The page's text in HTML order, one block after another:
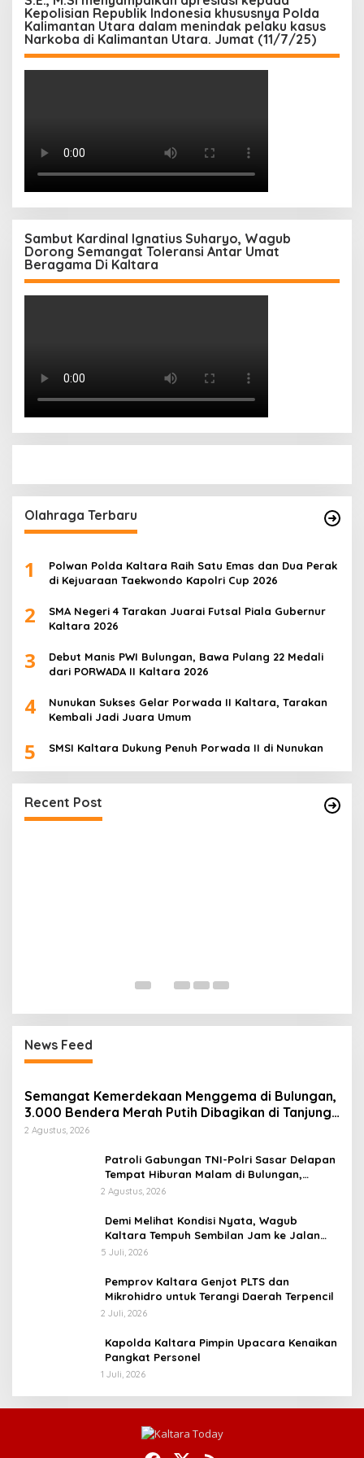
Kepolisian Republik Indonesia khususnya Polda
Kalimantan Utara dalam menindak pelaku kasus
Narkoba di Kalimantan Utara. Jumat (11/7/25)
Sambut Kardinal Ignatius Suharyo, Wagub
Dorong Semangat Toleransi Antar Umat
Beragama Di Kaltara
Olahraga Terbaru
1
Polwan Polda Kaltara Raih Satu Emas dan Dua Perak
di Kejuaraan Taekwondo Kapolri Cup 2026
2
SMA Negeri 4 Tarakan Juarai Futsal Piala Gubernur
Kaltara 2026
3
Debut Manis PWI Bulungan, Bawa Pulang 22 Medali
dari PORWADA II Kaltara 2026
4
Nunukan Sukses Gelar Porwada II Kaltara, Tarakan
Kembali Jadi Juara Umum
5 SMSI Kaltara Dukung Penuh Porwada II di Nunukan
Recent Post
Polisi Selidiki Penyebab Kebakaran
Bulungan
News Feed
Semangat Kemerdekaan Menggema di Bulungan,
3.000 Bendera Merah Putih Dibagikan di Tanjung
Palas
2 Agustus, 2026
Patroli Gabungan TNI-Polri Sasar Delapan
Tempat Hiburan Malam di Bulungan,
Situasi Kondusif
2 Agustus, 2026
Demi Melihat Kondisi Nyata, Wagub
Kaltara Tempuh Sembilan Jam ke Jalan
Perbatasan dari Mahulu
5 Juli, 2026
Pemprov Kaltara Genjot PLTS dan
Mikrohidro untuk Terangi Daerah Terpencil
2 Juli, 2026
Kapolda Kaltara Pimpin Upacara Kenaikan
Pangkat Personel
1 Juli, 2026